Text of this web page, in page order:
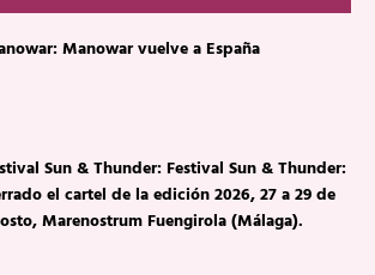
Manowar vuelve a España
Sun & Thunder: Festival Sun & Thunder:
el cartel de la edición 2026, 27 a 29 de
Marenostrum Fuengirola (Málaga).